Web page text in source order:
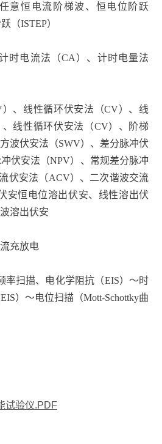
产物处理方法
68%浓硝酸中5-10min，用水冲洗
饱和乙酸胺溶液中2-3h，用毛刷轻
意恒电流阶梯波、恒电位阶跃
（ISTEP）
时电流法（CA）、计时电量法
、线性循环伏安法（CV）、线
线性循环伏安法（CV）、阶梯
波伏安法（SWV）、差分脉冲伏
伏安法（NPV）、常规差分脉冲
伏安法（ACV）、二次谐波交流
安恒电位溶出伏安、线性溶出伏
溶出伏安
充放电
率扫描、电化学阻抗（EIS）～时
）～电位扫描（Mott-Schottky曲
试验仪.PDF